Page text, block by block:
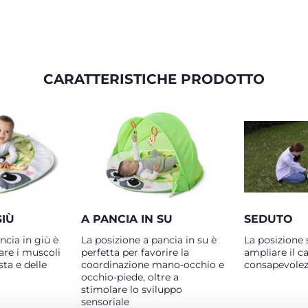
CARATTERISTICHE PRODOTTO
in giù è
i muscoli
e delle
A PANCIA IN SU
La posizione a pancia in su è
perfetta per favorire la
coordinazione mano-occhio e
occhio-piede, oltre a
stimolare lo sviluppo
sensoriale
SEDUTO
La posizione
ampliare il